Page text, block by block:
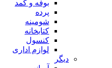
بوفه و کمد
پرده
شومینه
کتابخانه
کنسول
لوازم اداری
دیگر